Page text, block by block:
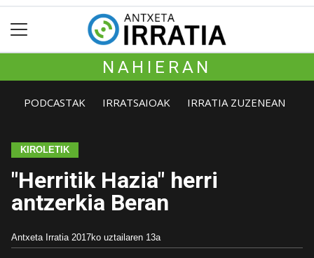
NAHIERAN
PODCASTAK IRRATSAIOAK IRRATIA ZUZENEAN
KIROLETIK
"Herritik Hazia" herri
antzerkia Beran
Antxeta Irratia 2017ko uztailaren 13a